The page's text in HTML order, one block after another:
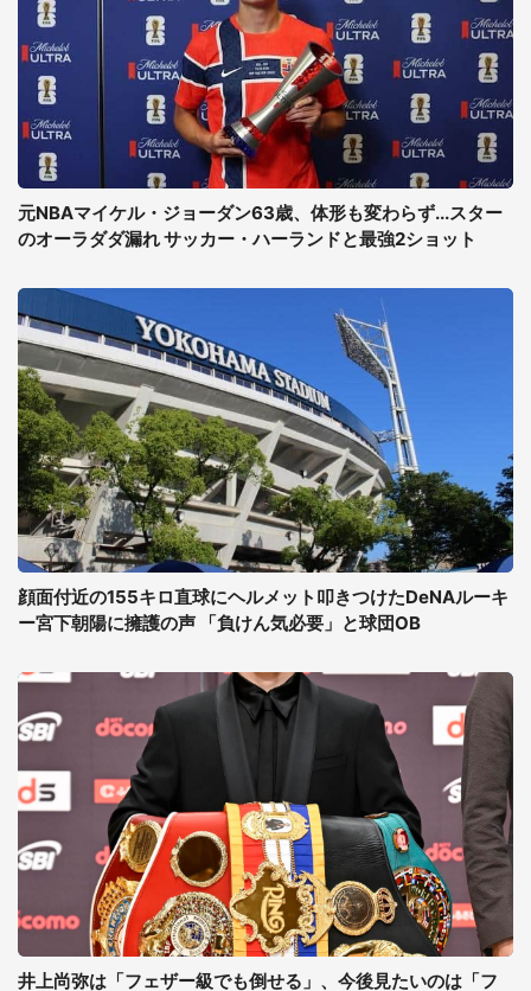
元NBAマイケル・ジョーダン63歳、体形も変わらず...スター
のオーラダダ漏れ サッカー・ハーランドと最強2ショット
顔面付近の155キロ直球にヘルメット叩きつけたDeNAルーキ
ー宮下朝陽に擁護の声 「負けん気必要」と球団OB
井上尚弥は「フェザー級でも倒せる」、今後見たいのは「フ